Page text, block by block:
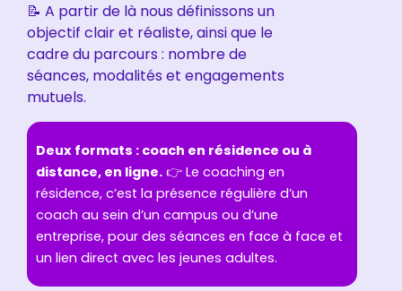
📝 A partir de là nous définissons un
objectif clair et réaliste, ainsi que le
cadre du parcours : nombre de
séances, modalités et engagements
mutuels.
Deux formats : coach en résidence ou à
distance, en ligne. 👉 Le coaching en
résidence, c’est la présence régulière d’un
coach au sein d’un campus ou d’une
entreprise, pour des séances en face à face et
un lien direct avec les jeunes adultes.